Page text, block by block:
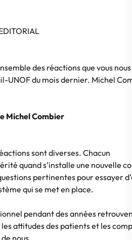
des réactions que vous
UNOF du mois dernier. Michel
Michel Combier
sont diverses. Chacun
quand s’installe une nouvelle
pertinentes pour essayer
qui se met en place.
pendant des années
attitudes des patients et les
nous.